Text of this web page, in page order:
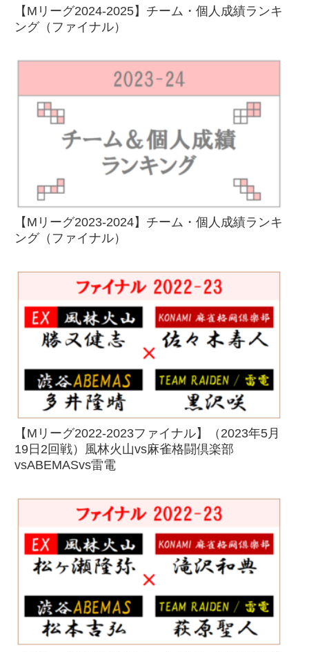
【Mリーグ2024-2025】チーム・個人成績ランキ
ング（ファイナル）
【Mリーグ2023-2024】チーム・個人成績ランキ
ング（ファイナル）
【Mリーグ2022-2023ファイナル】（2023年5月
19日2回戦）風林火山vs麻雀格闘倶楽部
vsABEMASvs雷電